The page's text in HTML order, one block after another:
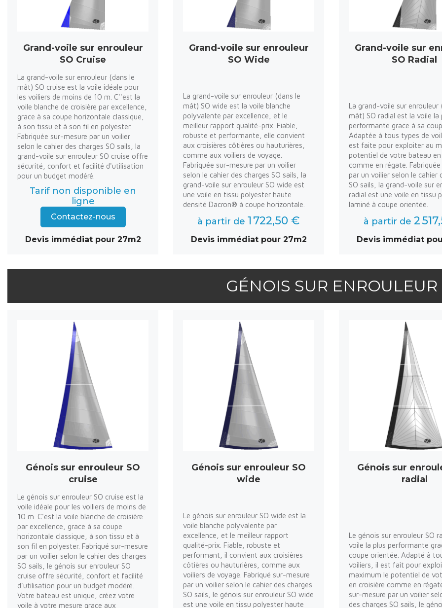
Grand-voile sur enrouleur
SO Cruise
La grand-voile sur enrouleur (dans le
mât) SO cruise est la voile idéale pour
les voiliers de moins de 10 m. C''est la
voile blanche de croisière par excellence,
grace à sa coupe horizontale classique,
à son tissu et à son fil en polyester.
Fabriquée sur-mesure par un voilier
selon le cahier des charges SO sails, la
grand-voile sur enrouleur SO cruise offre
sécurité, confort et facilité d'utilisation
pour un budget modéré.
Tarif non disponible en
ligne
Contactez-nous
Devis immédiat pour 27m2
Grand-voile sur enrouleur
SO Wide
La grand-voile sur enrouleur (dans le
mât) SO wide est la voile blanche
polyvalente par excellence, et le
meilleur rapport qualité-prix. Fiable,
robuste et performante, elle convient
aux croisières côtières ou hauturières,
comme aux voiliers de voyage.
Fabriquée sur-mesure par un voilier
selon le cahier des charges SO sails, la
grand-voile sur enrouleur SO wide est
une voile en tissu polyester haute
densité Dacron® à coupe horizontale.
à partir de 1 722,50 €
Devis immédiat pour 27m2
Grand-voile sur
SO Radial
La grand-voile sur enrouleur
mât) SO radial est la voile la
performante grace à sa
Adaptée à tous types de
est faite pour exploiter au
potentiel de votre bateau en
comme en régate.
par un voilier selon le cahier
SO sails, la grand-voile sur
radial est une voile en tissu
laminé à coupe orientée.
à partir de 2
Devis immédiat
GÉNOIS SUR ENROULEUR
Génois sur enrouleur SO
cruise
Le génois sur enrouleur SO cruise est la
voile idéale pour les voiliers de moins de
10 m. C'est la voile blanche de croisière
par excellence, grace à sa coupe
horizontale classique, à son tissu et à
son fil en polyester. Fabriqué sur-mesure
par un voilier selon le cahier des charges
SO sails, le génois sur enrouleur SO
cruise offre sécurité, confort et facilité
d'utilisation pour un budget modéré.
Votre bateau est unique, créez votre
voile à votre mesure grace aux
Génois sur enrouleur SO
wide
Le génois sur enrouleur SO wide est la
voile blanche polyvalente par
excellence, et le meilleur rapport
qualité-prix. Fiable, robuste et
performant, il convient aux croisières
côtières ou hauturières, comme aux
voiliers de voyage. Fabriqué sur-mesure
par un voilier selon le cahier des charges
SO sails, le génois sur enrouleur SO wide
est une voile en tissu polyester haute
Génois sur
radial
Le génois sur enrouleur SO
voile la plus performante
coupe orientée. Adapté à
voiliers, il est fait pour
maximum le potentiel de
en croisière comme en
sur-mesure par un voilier
des charges SO sails, le